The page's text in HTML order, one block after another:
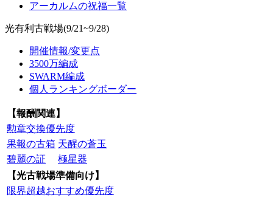
アーカルムの祝福一覧
光有利古戦場(9/21~9/28)
開催情報/変更点
3500万編成
SWARM編成
個人ランキングボーダー
【報酬関連】
勲章交換優先度
果報の古箱 天醒の蒼玉
碧麗の証
極星器
【光古戦場準備向け】
限界超越おすすめ優先度